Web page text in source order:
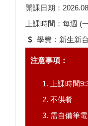
開課日期：
上課時間：每週 (
學費：新生新
注意事項：
上課時間
不供餐
需自備筆電